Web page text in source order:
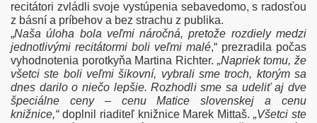
recitátori zvládli svoje vystúpenia sebavedomo, s radosťou
z básní a príbehov a bez strachu z publika.
„Naša úloha bola veľmi náročná, pretože rozdiely medzi
jednotlivými recitátormi boli veľmi malé,“ prezradila počas
vyhodnotenia porotkyňa Martina Richter. „Napriek tomu, že
všetci ste boli veľmi šikovní, vybrali sme troch, ktorým sa
dnes darilo o niečo lepšie. Rozhodli sme sa udeliť aj dve
špeciálne ceny – cenu Matice slovenskej a cenu
knižnice,“doplnil riaditeľ knižnice Marek Mittaš.„Všetci ste